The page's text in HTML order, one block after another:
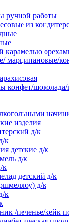
ручной работы
из
карамелью
марципановые/
конфет/шоколада/
изделия
д/к
к
детские д/к
д/к
к
детский д/к
д/к
к
/печенье/кейк